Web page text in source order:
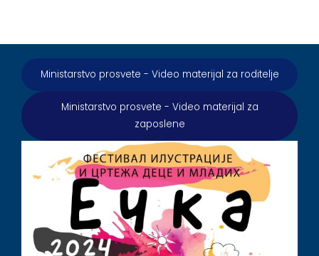
Ministarstvo prosvete - Video materijal za roditelje
Ministarstvo prosvete - Video materijal za
zaposlene